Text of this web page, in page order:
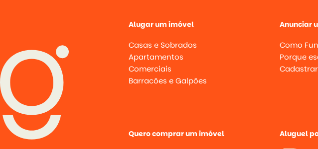
Alugar um imóvel
Casas e Sobrados
Apartamentos
Comerciais
Barracões e Galpões
Anunciar
Como
Porque
Quero comprar um imóvel Aluguel